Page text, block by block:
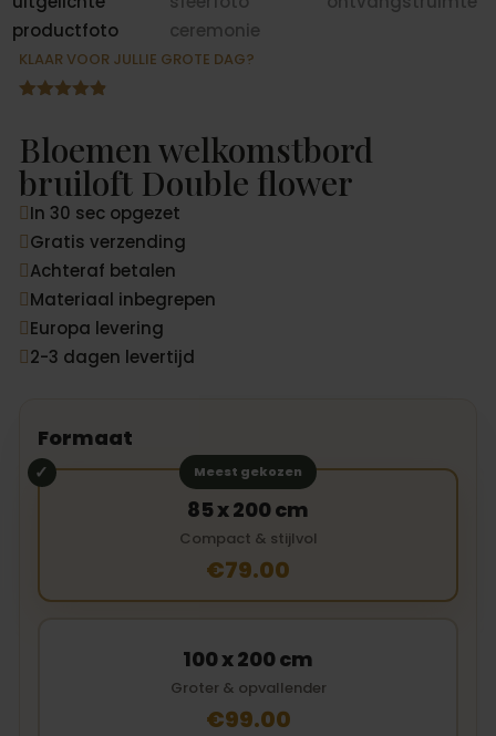
KLAAR VOOR JULLIE GROTE DAG?
5
gebaseerd
op
klantbeoord
elingen
Bloemen welkomstbord
bruiloft Double flower
 In 30 sec opgezet
 Gratis verzending
 Achteraf betalen
 Materiaal inbegrepen
 Europa levering
 2-3 dagen levertijd
Formaat
Meest gekozen
85 x 200 cm
Compact & stijlvol
€79.00
100 x 200 cm
Groter & opvallender
€99.00